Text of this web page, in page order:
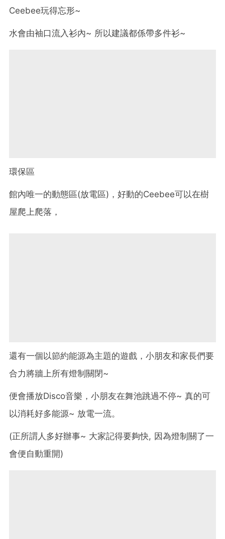
Ceebee玩得忘形~
水會由袖口流入衫內~ 所以建議都係帶多件衫~
環保區
館內唯一的動態區(放電區)，好動的Ceebee可以在樹
屋爬上爬落，
還有一個以節約能源為主題的遊戲，小朋友和家長們要
合力將牆上所有燈制關閉~
便會播放Disco音樂，小朋友在舞池跳過不停~ 真的可
以消耗好多能源~ 放電一流。
(正所謂人多好辦事~ 大家記得要夠快, 因為燈制關了一
會便自動重開)